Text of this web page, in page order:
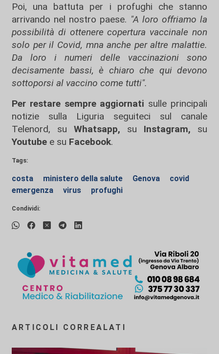
Poi, una battuta per i profughi che stanno
arrivando nel nostro paese. "A loro offriamo la
possibilità di ottenere copertura vaccinale non
solo per il Covid, mna anche per altre malattie.
Da loro i numeri delle vaccinazioni sono
decisamente bassi, è chiaro che qui devono
sottoporsi al vaccino come tutti".
Per restare sempre aggiornati sulle principali
notizie sulla Liguria seguiteci sul canale
Telenord, su
Whatsapp, su Instagram, su
Youtube e su Facebook.
Tags:
costa ministero della salute Genova
covid
emergenza
virus profughi
Condividi:
ARTICOLI CORREALATI